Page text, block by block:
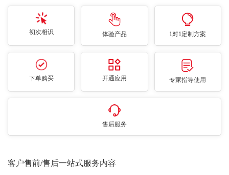
初次相识 体验产品 1对1定制方案
下单购买 开通应用 专家指导使用
售后服务
客户售前/售后一站式服务内容